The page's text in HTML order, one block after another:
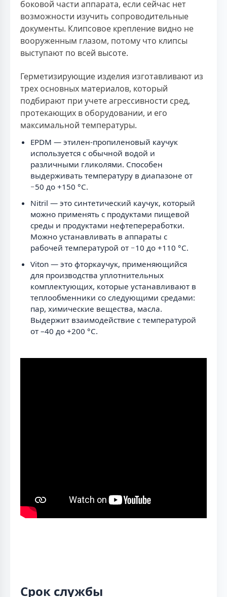
боковой части аппарата, если сейчас нет
возможности изучить сопроводительные
документы. Клипсовое крепление видно не
вооруженным глазом, потому что клипсы
выступают по всей высоте.
Герметизирующие изделия изготавливают из
трех основных материалов, который
подбирают при учете агрессивности сред,
протекающих в оборудовании, и его
максимальной температуры.
EPDM — этилен-пропиленовый каучук
используется с обычной водой и
различными гликолями. Способен
выдерживать температуру в диапазоне от
−50 до +150 °C.
Nitril — это синтетический каучук, который
можно применять с продуктами пищевой
среды и продуктами нефтепереработки.
Можно устанавливать в аппараты с
рабочей температурой от −10 до +110 °C.
Viton — это фторкаучук, применяющийся
для производства уплотнительных
комплектующих, которые устанавливают в
теплообменники со следующими средами:
пар, химические вещества, масла.
Выдержит взаимодействие с температурой
от –40 до +200 °C.
Срок службы